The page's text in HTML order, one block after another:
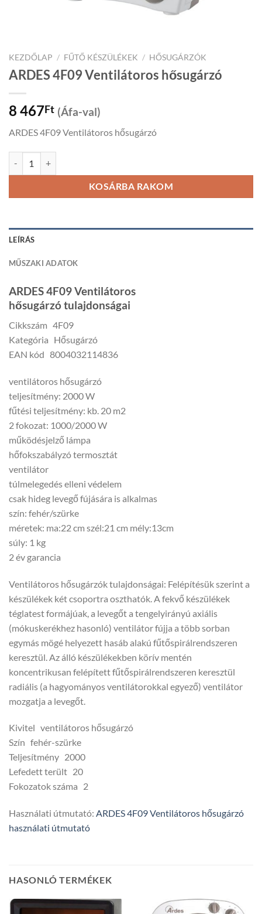
KEZDŐLAP / FŰTŐ KÉSZÜLÉKEK / HŐSUGÁRZÓK
ARDES 4F09 Ventilátoros hősugárzó
8 467Ft (Áfa-val)
ARDES 4F09 Ventilátoros hősugárzó
KOSÁRBA RAKOM
LEÍRÁS
MŰSZAKI ADATOK
ARDES 4F09 Ventilátoros
hősugárzó tulajdonságai
Cikkszám 4F09
Kategória Hősugárzó
EAN kód 8004032114836
ventilátoros hősugárzó
teljesítmény: 2000 W
fűtési teljesítmény: kb. 20 m2
2 fokozat: 1000/2000 W
működésjelző lámpa
hőfokszabályzó termosztát
ventilátor
túlmelegedés elleni védelem
csak hideg levegő fújására is alkalmas
szín: fehér/szürke
méretek: ma:22 cm szél:21 cm mély:13cm
súly: 1 kg
2 év garancia
Ventilátoros hősugárzók tulajdonságai: Felépítésük szerint a
készülékek két csoportra oszthatók. A fekvő készülékek
téglatest formájúak, a levegőt a tengelyirányú axiális
(mókuskerékhez hasonló) ventilátor fújja a több sorban
egymás mögé helyezett hasáb alakú fűtőspirálrendszeren
keresztül. Az álló készülékekben körív mentén
koncentrikusan felépített fűtőspirálrendszeren keresztül
radiális (a hagyományos ventilátorokkal egyező) ventilátor
mozgatja a levegőt.
Kivitel ventilátoros hősugárzó
Szín fehér-szürke
Teljesítmény 2000
Lefedett terült 20
Fokozatok száma 2
Használati útmutató: ARDES 4F09 Ventilátoros hősugárzó
használati útmutató
HASONLÓ TERMÉKEK